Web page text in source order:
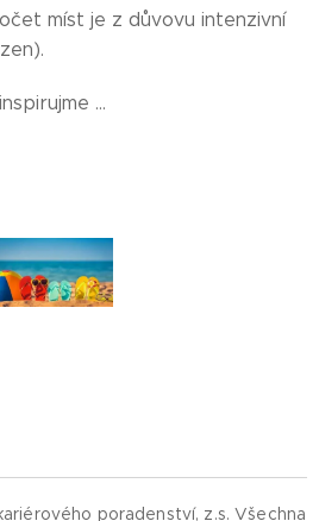
míst je z důvovu intenzivní
...
poradenství, z.s. Všechna